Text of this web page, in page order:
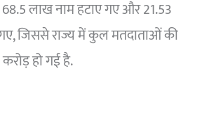
लाख नाम हटाए गए और 21.53
जिससे राज्य में कुल मतदाताओं की
हो गई है.